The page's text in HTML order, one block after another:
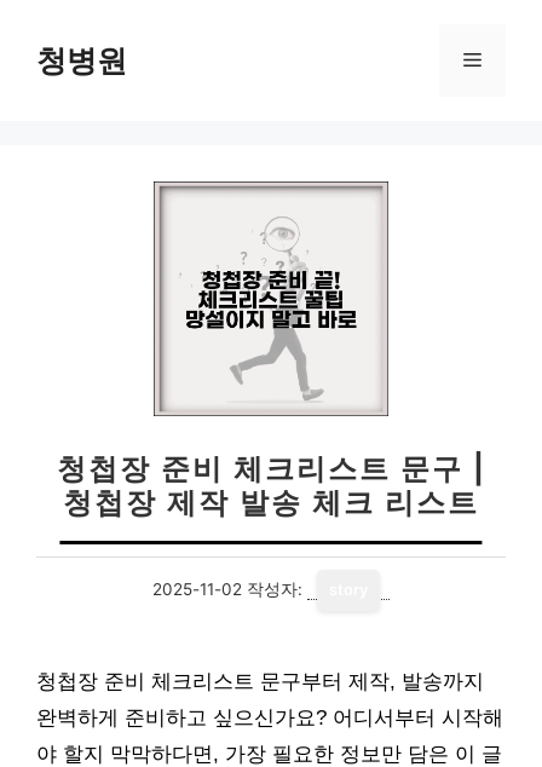
청병원 메
청첩장 준비 체크리스트 문구 |
청첩장 제작 발송 체크 리스트
2025-11-02 작성자:
청첩장 준비 체크리스트 문구부터 제작, 발송까지
완벽하게 준비하고 싶으신가요? 어디서부터 시작해
야 할지 막막하다면, 가장 필요한 정보만 담은 이 글